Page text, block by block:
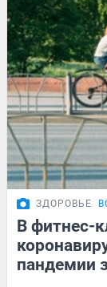
ЗДОРОВЬЕ
В фитнес-
пандемии